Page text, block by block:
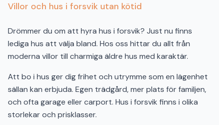
Villor och hus i forsvik utan kötid
Drömmer du om att hyra hus i forsvik? Just nu finns
lediga hus att välja bland. Hos oss hittar du allt från
moderna villor till charmiga äldre hus med karaktär.
Att bo i hus ger dig frihet och utrymme som en lägenhet
sällan kan erbjuda. Egen trädgård, mer plats för familjen,
och ofta garage eller carport. Hus i forsvik finns i olika
storlekar och prisklasser.